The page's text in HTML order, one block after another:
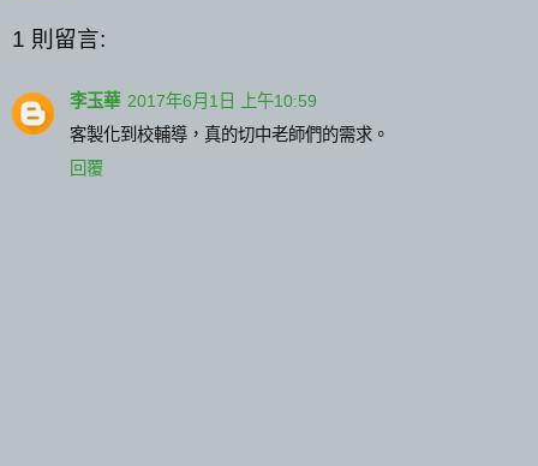
1 則留言:
李玉華 2017年6月1日 上午10:59
客製化到校輔導，真的切中老師們的需求。
回覆